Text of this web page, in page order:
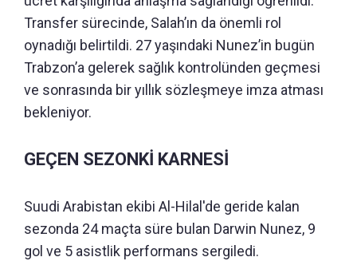
Transfer sürecinde, Salah’ın da önemli rol
oynadığı belirtildi. 27 yaşındaki Nunez’in bugün
Trabzon’a gelerek sağlık kontrolünden geçmesi
ve sonrasında bir yıllık sözleşmeye imza atması
bekleniyor.
GEÇEN SEZONKİ KARNESİ
Suudi Arabistan ekibi Al-Hilal'de geride kalan
sezonda 24 maçta süre bulan Darwin Nunez, 9
gol ve 5 asistlik performans sergiledi.